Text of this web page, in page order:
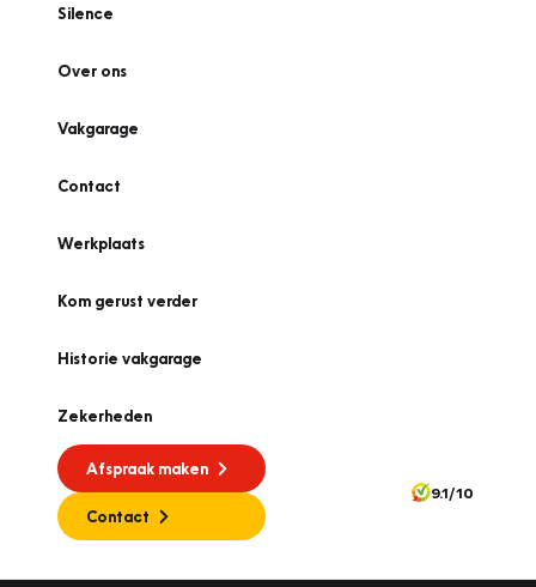
Silence
Over ons
Vakgarage
Contact
Werkplaats
Kom gerust verder
Historie vakgarage
Zekerheden
Afspraak maken
Contact
9.1/10